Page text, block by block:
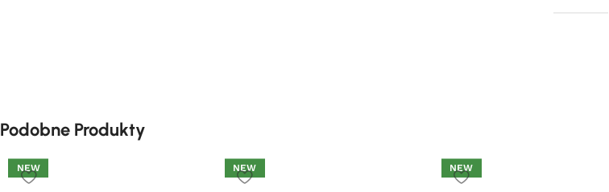
Podobne Produkty
NEW NEW NEW